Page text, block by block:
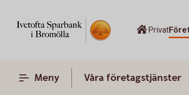
Privat
Meny Våra företagstjänster